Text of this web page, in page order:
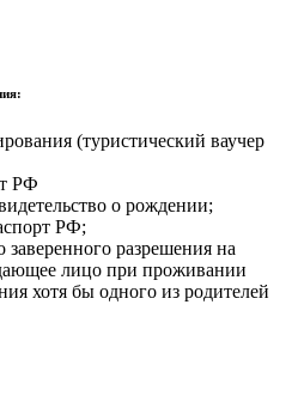
(туристический ваучер
РФ
о рождении;
РФ;
заверенного разрешения на
лицо при проживании
хотя бы одного из родителей